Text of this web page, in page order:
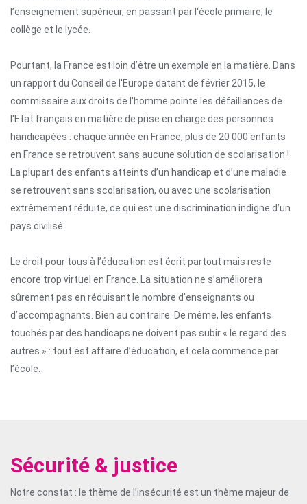
l’enseignement supérieur, en passant par l‘école primaire, le
collège et le lycée.
Pourtant, la France est loin d’être un exemple en la matière. Dans
un rapport du Conseil de l'Europe datant de février 2015, le
commissaire aux droits de l'homme pointe les défaillances de
l'Etat français en matière de prise en charge des personnes
handicapées : chaque année en France, plus de 20 000 enfants
en France se retrouvent sans aucune solution de scolarisation !
La plupart des enfants atteints d’un handicap et d’une maladie
se retrouvent sans scolarisation, ou avec une scolarisation
extrêmement réduite, ce qui est une discrimination indigne d’un
pays civilisé.
Le droit pour tous à l’éducation est écrit partout mais reste
encore trop virtuel en France. La situation ne s’améliorera
sûrement pas en réduisant le nombre d’enseignants ou
d’accompagnants. Bien au contraire. De même, les enfants
touchés par des handicaps ne doivent pas subir « le regard des
autres » : tout est affaire d’éducation, et cela commence par
l’école.
Sécurité & justice
Notre constat : le thème de l’insécurité est un thème majeur de